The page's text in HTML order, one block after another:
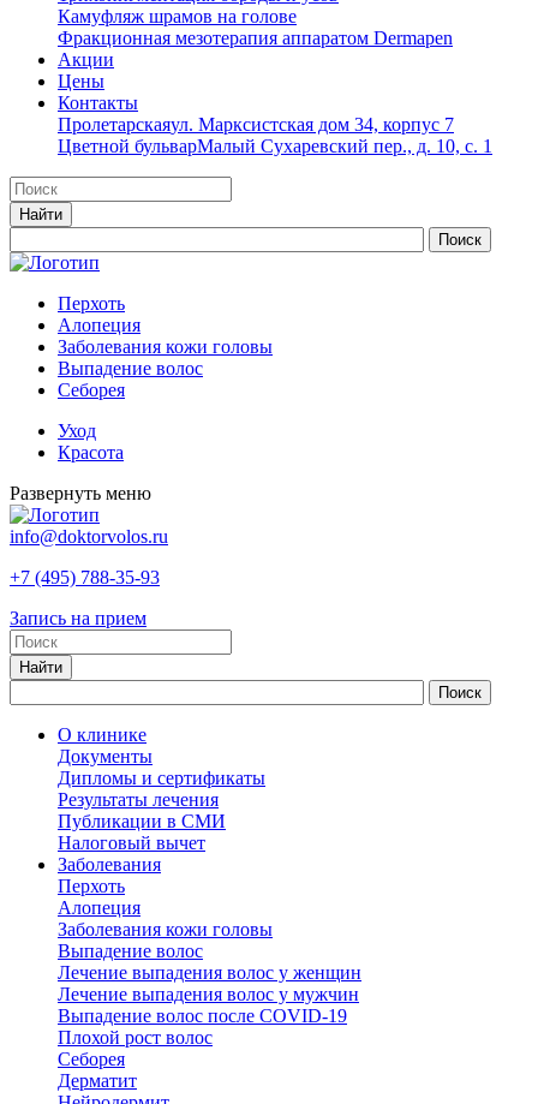
Камуфляж шрамов на голове
Фракционная мезотерапия аппаратом Dermapen
Акции
Цены
Контакты
Пролетарскаяул. Марксистская дом 34, корпус 7
Цветной бульварМалый Сухаревский пер., д. 10, с. 1
Перхоть
Алопеция
Заболевания кожи головы
Выпадение волос
Cеборея
Уход
Красота
Развернуть меню
info@doktorvolos.ru
+7 (495) 788-35-93
Запись на прием
О клинике
Документы
Дипломы и сертификаты
Результаты лечения
Публикации в СМИ
Налоговый вычет
Заболевания
Перхоть
Алопеция
Заболевания кожи головы
Выпадение волос
Лечение выпадения волос у женщин
Лечение выпадения волос у мужчин
Выпадение волос после COVID-19
Плохой рост волос
Cеборея
Дерматит